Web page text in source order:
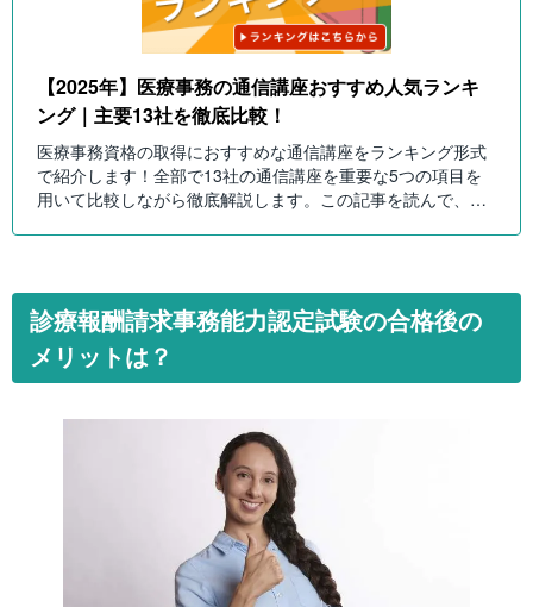
【2025年】医療事務の通信講座おすすめ人気ランキ
ング｜主要13社を徹底比較！
医療事務資格の取得におすすめな通信講座をランキング形式
で紹介します！全部で13社の通信講座を重要な5つの項目を
用いて比較しながら徹底解説します。この記事を読んで、自
診療報酬請求事務能力認定試験の合格後の
メリットは？